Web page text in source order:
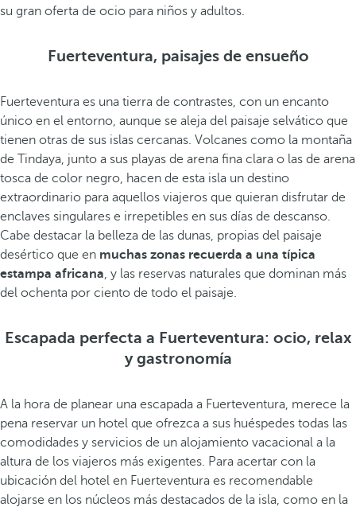
su gran oferta de ocio para niños y adultos.
Fuerteventura, paisajes de ensueño
Fuerteventura es una tierra de contrastes, con un encanto
único en el entorno, aunque se aleja del paisaje selvático que
tienen otras de sus islas cercanas. Volcanes como la montaña
de Tindaya, junto a sus playas de arena fina clara o las de arena
tosca de color negro, hacen de esta isla un destino
extraordinario para aquellos viajeros que quieran disfrutar de
enclaves singulares e irrepetibles en sus días de descanso.
Cabe destacar la belleza de las dunas, propias del paisaje
desértico que en muchas zonas recuerda a una típica
estampa africana, y las reservas naturales que dominan más
del ochenta por ciento de todo el paisaje.
Escapada perfecta a Fuerteventura: ocio, relax
y gastronomía
A la hora de planear una escapada a Fuerteventura, merece la
pena reservar un hotel que ofrezca a sus huéspedes todas las
comodidades y servicios de un alojamiento vacacional a la
altura de los viajeros más exigentes. Para acertar con la
ubicación del hotel en Fuerteventura es recomendable
alojarse en los núcleos más destacados de la isla, como en la